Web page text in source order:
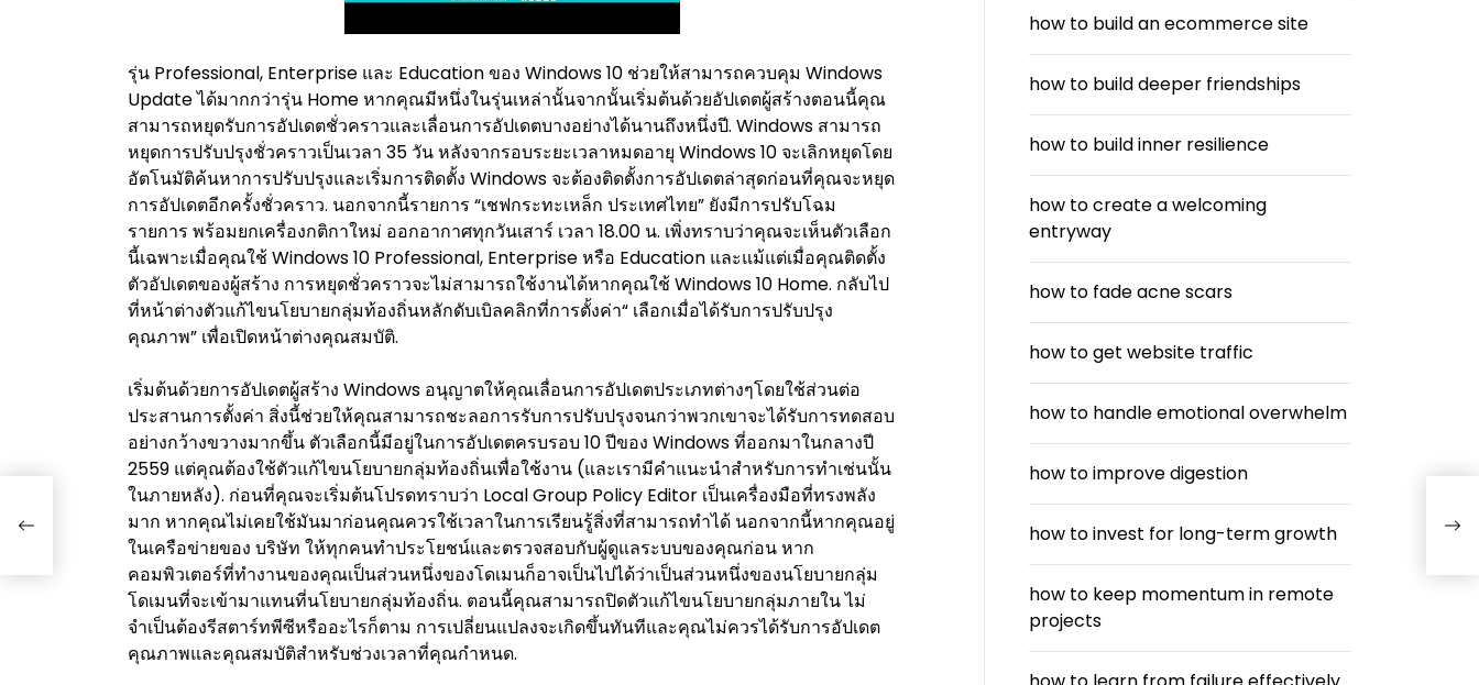
รุ่น Professional, Enterprise และ Education ของ Windows 10 ช่วยให้สามารถควบคุม Windows
Update ได้มากกว่ารุ่น Home หากคุณมีหนึ่งในรุ่นเหล่านั้นจากนั้นเริ่มต้นด้วยอัปเดตผู้สร้างตอนนี้คุณ
สามารถหยุดรับการอัปเดตชั่วคราวและเลื่อนการอัปเดตบางอย่างได้นานถึงหนึ่งปี. Windows สามารถ
หยุดการปรับปรุงชั่วคราวเป็นเวลา 35 วัน หลังจากรอบระยะเวลาหมดอายุ Windows 10 จะเลิกหยุดโดย
อัตโนมัติค้นหาการปรับปรุงและเริ่มการติดตั้ง Windows จะต้องติดตั้งการอัปเดตล่าสุดก่อนที่คุณจะหยุด
การอัปเดตอีกครั้งชั่วคราว. นอกจากนี้รายการ “เชฟกระทะเหล็ก ประเทศไทย” ยังมีการปรับโฉม
รายการ พร้อมยกเครื่องกติกาใหม่ ออกอากาศทุกวันเสาร์ เวลา 18.00 น. เพิ่งทราบว่าคุณจะเห็นตัวเลือก
นี้เฉพาะเมื่อคุณใช้ Windows 10 Professional, Enterprise หรือ Education และแม้แต่เมื่อคุณติดตั้ง
ตัวอัปเดตของผู้สร้าง การหยุดชั่วคราวจะไม่สามารถใช้งานได้หากคุณใช้ Windows 10 Home. กลับไป
ที่หน้าต่างตัวแก้ไขนโยบายกลุ่มท้องถิ่นหลักดับเบิลคลิกที่การตั้งค่า“ เลือกเมื่อได้รับการปรับปรุง
คุณภาพ” เพื่อเปิดหน้าต่างคุณสมบัติ.
เริ่มต้นด้วยการอัปเดตผู้สร้าง Windows อนุญาตให้คุณเลื่อนการอัปเดตประเภทต่างๆโดยใช้ส่วนต่อ
ประสานการตั้งค่า สิ่งนี้ช่วยให้คุณสามารถชะลอการรับการปรับปรุงจนกว่าพวกเขาจะได้รับการทดสอบ
อย่างกว้างขวางมากขึ้น ตัวเลือกนี้มีอยู่ในการอัปเดตครบรอบ 10 ปีของ Windows ที่ออกมาในกลางปี ​​
2559 แต่คุณต้องใช้ตัวแก้ไขนโยบายกลุ่มท้องถิ่นเพื่อใช้งาน (และเรามีคำแนะนำสำหรับการทำเช่นนั้น
ในภายหลัง). ก่อนที่คุณจะเริ่มต้นโปรดทราบว่า Local Group Policy Editor เป็นเครื่องมือที่ทรงพลัง
มาก หากคุณไม่เคยใช้มันมาก่อนคุณควรใช้เวลาในการเรียนรู้สิ่งที่สามารถทำได้ นอกจากนี้หากคุณอยู่
ในเครือข่ายของ บริษัท ให้ทุกคนทำประโยชน์และตรวจสอบกับผู้ดูแลระบบของคุณก่อน หาก
คอมพิวเตอร์ที่ทำงานของคุณเป็นส่วนหนึ่งของโดเมนก็อาจเป็นไปได้ว่าเป็นส่วนหนึ่งของนโยบายกลุ่ม
โดเมนที่จะเข้ามาแทนที่นโยบายกลุ่มท้องถิ่น. ตอนนี้คุณสามารถปิดตัวแก้ไขนโยบายกลุ่มภายใน ไม่
จำเป็นต้องรีสตาร์ทพีซีหรืออะไรก็ตาม การเปลี่ยนแปลงจะเกิดขึ้นทันทีและคุณไม่ควรได้รับการอัปเดต
คุณภาพและคุณสมบัติสำหรับช่วงเวลาที่คุณกำหนด.
how to build an ecommerce site
how to build deeper friendships
how to build inner resilience
how to create a welcoming
entryway
how to fade acne scars
how to get website traffic
how to handle emotional overwhelm
how to improve digestion
how to invest for long-term growth
how to keep momentum in remote
projects
ม